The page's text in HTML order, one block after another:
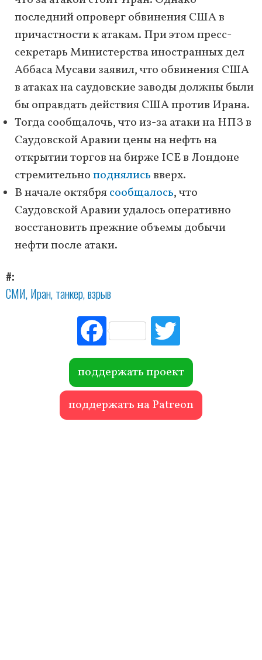
последний опроверг обвинения США в
причастности к атакам. При этом пресс-
секретарь Министерства иностранных дел
Аббаса Мусави заявил, что обвинения США
в атаках на саудовские заводы должны были
бы оправдать действия США против Ирана.
Тогда сообщалочь, что из-за атаки на НПЗ в
Саудовской Аравии цены на нефть на
открытии торгов на бирже ICE в Лондоне
стремительноподнялисьвверх.
В начале октябрясообщалось, что
Саудовской Аравии удалось оперативно
восстановить прежние объемы добычи
нефти после атаки.
#
СМИ Иран танкер взрыв
Fac
ebo
ok r
поддержать проект
поддержать на Patreon